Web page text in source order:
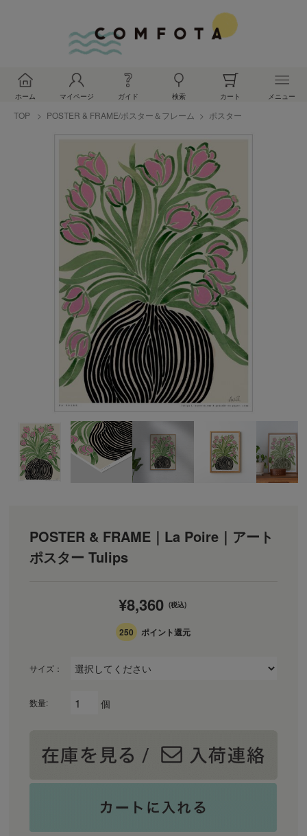
ホーム マイページ ガイド 検索 カート メニュー
TOP POSTER & FRAME/ポスター＆フレーム ポスター
POSTER & FRAME｜La Poire｜アート
ポスター Tulips
¥8,360 (税込)
250 ポイント還元
サイズ：
数量: 個